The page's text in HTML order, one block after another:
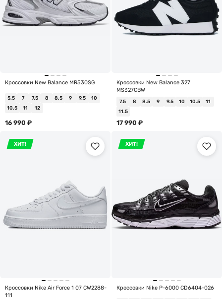
Кроссовки New Balance MR530SG
5.5 7 7.5 8 8.5 9 9.5
10
10.5
11 12
16 990 ₽
Кроссовки New Balance 327
MS327CBW
7.5 8 8.5 9 9.5 10 10.5
11
11.5
17 990 ₽
ХИТ!
Кроссовки Nike Air Force 1 07 CW2288-
111
ХИТ!
Кроссовки Nike P-6000 CD6404-026